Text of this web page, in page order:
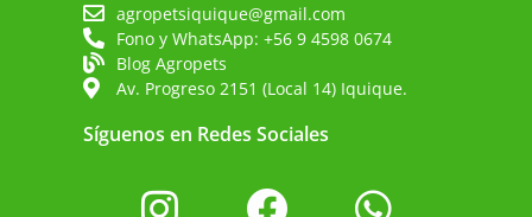
agropetsiquique@gmail.com
Fono y WhatsApp: +56 9 4598 0674
Blog Agropets
Av. Progreso 2151 (Local 14) Iquique.
Síguenos en Redes Sociales